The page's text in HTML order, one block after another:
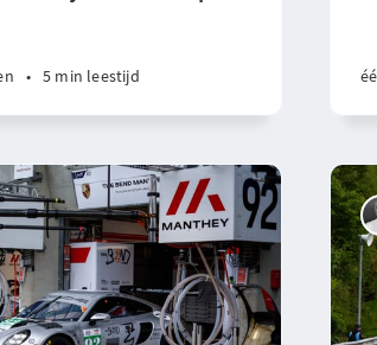
• 5 min leestijd